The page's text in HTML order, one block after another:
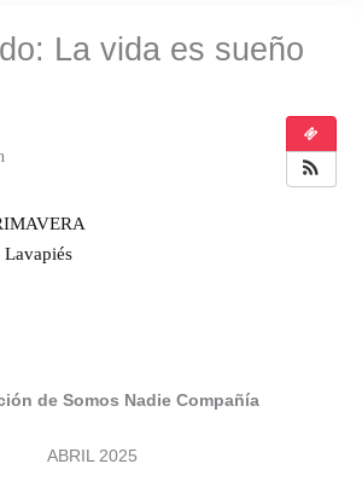
La vida es sueño
Lavapiés
de Somos Nadie Compañía
ABRIL 2025